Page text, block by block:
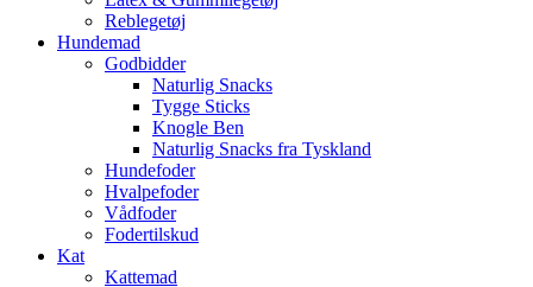
Reblegetøj
Hundemad
Godbidder
Naturlig Snacks
Tygge Sticks
Knogle Ben
Naturlig Snacks fra Tyskland
Hundefoder
Hvalpefoder
Vådfoder
Fodertilskud
Kat
Kattemad